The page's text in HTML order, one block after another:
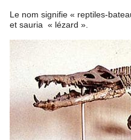
Le nom signifie « reptiles-
et sauria « lézard ».